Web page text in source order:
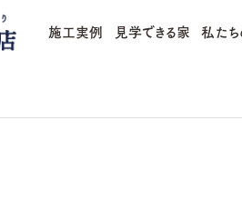
施工実例 見学できる家 私たち